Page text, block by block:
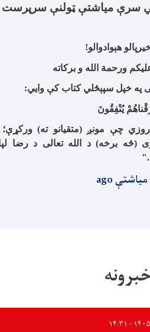
سرې مياشتې ټولنې سرپرست
هېوادوالو!
ورحمة الله و برکاته
په خپل سپېڅلي کتاب کې وایي:
يُنْفِقُونَ
چې مونږ (متقیانو ته) ورکړې؛
(څه برخه) د الله تعالی د رضا
".